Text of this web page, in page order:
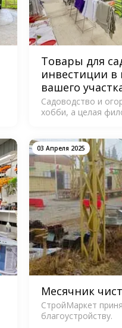
Товары для
инвестиции в
вашего
Садоводство и
хобби, а целая
03 Апреля 2025
Месячник
СтройМаркет
благоустройству.